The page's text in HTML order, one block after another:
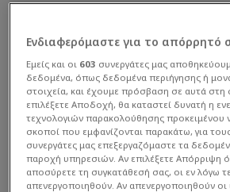
ΟΜάικλ Τζόρνταν (63 ετών)
νικητής του τελικού του
οποίο η Παρί Σεν Ζερμέν νίκησε
Πούσκας Αρένα της
Ο θρίαμβος των Παριζιάνων θα
Ενδιαφερόμαστε για το απόρρητό
Εμείς και οι 603 συνεργάτες μας
δεδομένα, όπως δεδομένα περιήγησης ή
στοιχεία, και έχουμε πρόσβαση σε αυτά στη
επιλέξετε Αποδοχή, θα καταστεί δυνατή η
τεχνολογιών παρακολούθησης προκειμένου
σκοποί που εμφανίζονται παρακάτω, για
συνεργάτες μας επεξεργαζόμαστε τα
παροχή υπηρεσιών. Αν επιλέξετε Απόρριψη
αποσύρετε τη συγκατάθεσή σας, οι εν λόγω
απενεργοποιηθούν. Αν απενεργοποιηθούν οι